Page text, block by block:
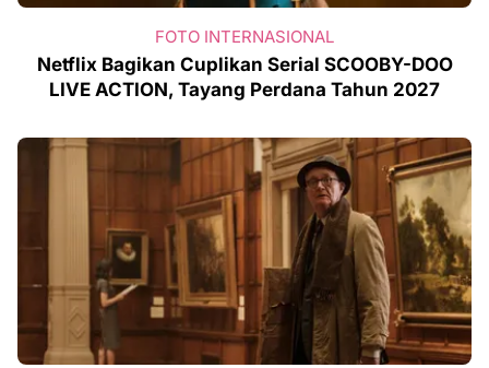
FOTO INTERNASIONAL
Netflix Bagikan Cuplikan Serial SCOOBY-DOO
LIVE ACTION, Tayang Perdana Tahun 2027